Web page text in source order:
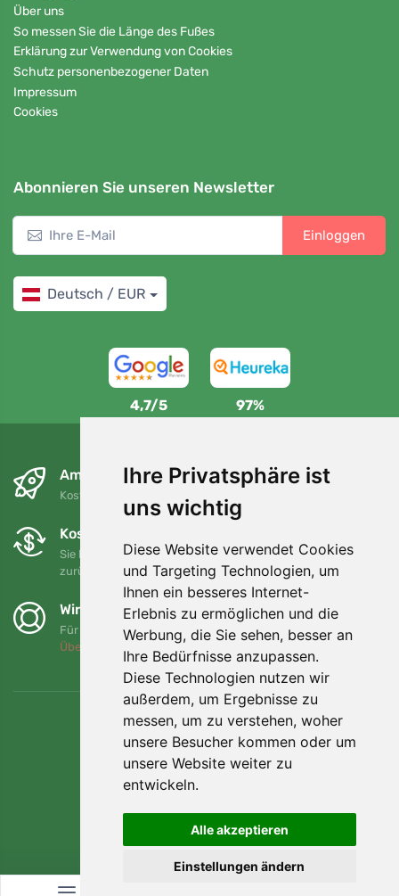
Ihre Privatsphäre ist
uns wichtig
Diese Website verwendet Cookies
und Targeting Technologien, um
Ihnen ein besseres Internet-
Erlebnis zu ermöglichen und die
Werbung, die Sie sehen, besser an
Ihre Bedürfnisse anzupassen.
Diese Technologien nutzen wir
außerdem, um Ergebnisse zu
messen, um zu verstehen, woher
unsere Besucher kommen oder um
unsere Website weiter zu
entwickeln.
Alle akzeptieren
Einstellungen ändern
Über uns
So messen Sie die Länge des Fußes
Erklärung zur Verwendung von Cookies
Schutz personenbezogener Daten
Impressum
Cookies
Abonnieren Sie unseren Newsletter
Einloggen
Deutsch / EUR
4,7/5 97%
Am nächsten Tag und kostenlos
Kostenloser Versand für Bestellungen über 80 EUR
Kostenloser Umtausch und Rückgabe
Sie können Ihre Bestellung jederzeit innerhalb von 90 Tagen
zurückgeben oder umtauschen.
Wir unterstützen Trees.org
Für jede Bestellung pflanzen wir einen Baum! Mehr lesen
Über uns